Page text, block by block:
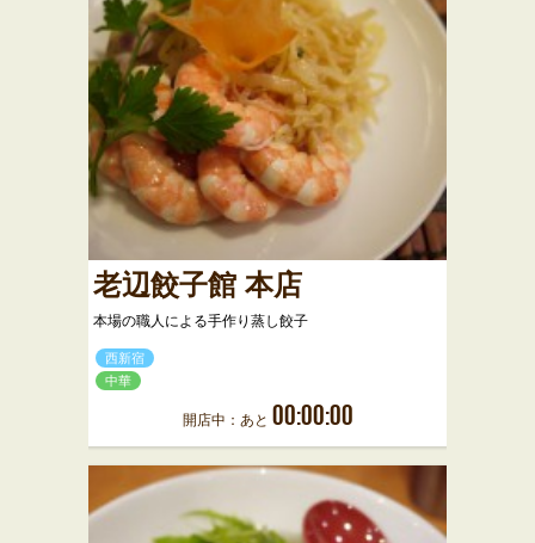
老辺餃子館 本店
本場の職人による手作り蒸し餃子
西新宿
中華
開店中：あと 00:00:00